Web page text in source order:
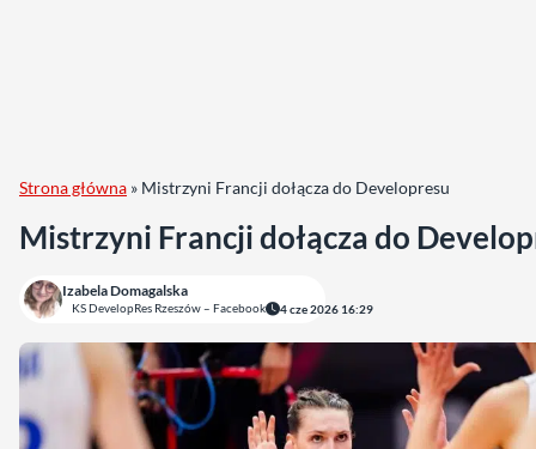
Strona główna » Mistrzyni Francji dołącza do Developresu
Mistrzyni Francji dołącza do
Izabela Domagalska
KS DevelopRes Rzeszów – Facebook 4 cze 2026 16:29